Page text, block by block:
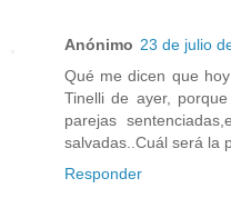
Anónimo 23 de julio
Qué me dicen que
Tinelli de ayer,
parejas
salvadas..Cuál será la
Responder